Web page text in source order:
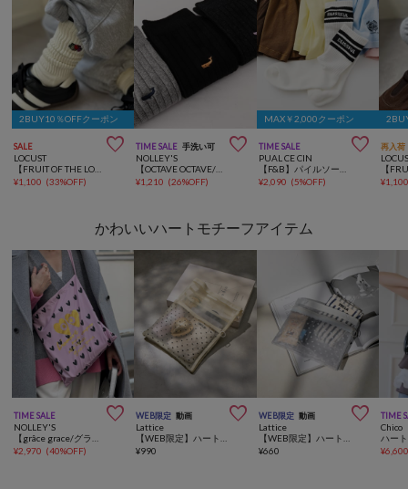
2BUY10％OFFクーポン
SALE 
LOCUST
¥1,100 (33%OFF)
TIME SALE 手洗い可 
NOLLEY'S
¥1,210 (26%OFF)
MAX￥2,000クーポン
TIME SALE 
PUAL CE CIN
¥2,090 (5%OFF)
再入荷
¥
かわいいハートモチーフアイテム
TIME SALE 
NOLLEY'S
¥2,970 (40%OFF)
WEB限定 動画 
Lattice
¥990
WEB限定 動画 
Lattice
¥660
TIME
Chico
¥